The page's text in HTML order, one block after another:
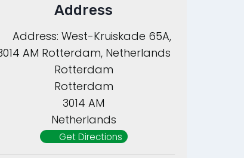
Address
Address: West-Kruiskade 65A,
AM Rotterdam, Netherlands
Rotterdam
Rotterdam
3014 AM
Netherlands
Get Directions